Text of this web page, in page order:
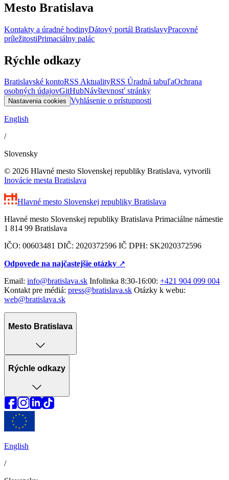
Mesto Bratislava
Kontakty a úradné hodinyDátový portál BratislavyPracovné
príležitostiPrimaciálny palác
Rýchle odkazy
Bratislavské kontoRSS AktualityRSS Úradná tabuľaOchrana
osobných údajovGitHubNávštevnosť stránky
Nastavenia cookies Vyhlásenie o prístupnosti
English
/
Slovensky
© 2026 Hlavné mesto Slovenskej republiky Bratislava, vytvorili
Inovácie mesta Bratislava
Hlavné mesto Slovenskej republiky Bratislava
Hlavné mesto Slovenskej republiky Bratislava Primaciálne námestie
1 814 99 Bratislava
IČO: 00603481 DIČ: 2020372596 IČ DPH: SK2020372596
Odpovede na najčastejšie otázky ↗︎
Email: info@bratislava.sk Infolinka 8:30-16:00: +421 904 099 004
Kontakt pre médiá: press@bratislava.sk Otázky k webu:
web@bratislava.sk
Mesto Bratislava
Rýchle odkazy
English
/